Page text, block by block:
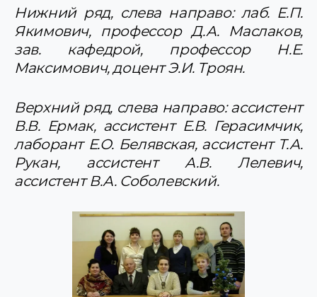
Нижний ряд, слева направо: лаб. Е.П.
Якимович, профессор Д.А. Маслаков,
зав. кафедрой, профессор Н.Е.
Максимович, доцент Э.И. Троян.
Верхний ряд, слева направо: ассистент
В.В. Ермак, ассистент Е.В. Герасимчик,
лаборант Е.О. Белявская, ассистент Т.А.
Рукан, ассистент А.В. Лелевич,
ассистент В.А. Соболевский.